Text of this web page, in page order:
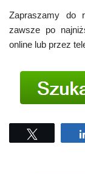
Zapraszamy do
zawsze po
online lub przez